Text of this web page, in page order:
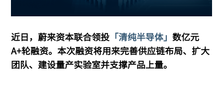
近日，蔚来资本联合领投 「清纯半导体」数亿元
A+轮融资。本次融资将用来完善供应链布局、扩大
团队、建设量产实验室并支撑产品上量。